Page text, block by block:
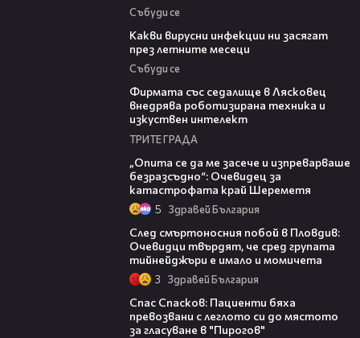
Събуди се
Какви вирусни инфекции ни засягат
през летните месеци
Събуди се
Фирмата със седалище в Лясковец
внедрява роботизирана техника и
изкуствен интелект
ТРИТЕ ГРАДА
„Опита се да ме засече и изпреварваше
безразсъдно“: Очевидец за
катастрофата край Шереметя
5 Здравей България
След смъртоносния побой в Пловдив:
Очевидци твърдят, че сред групата
тийнейджъри е имало и момичета
3 Здравей България
Спас Спасков: Пациенти бяха
превозвани с леглото си до мястото
за гласуване в "Пирогов"